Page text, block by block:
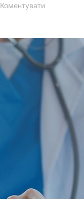
Коментувати